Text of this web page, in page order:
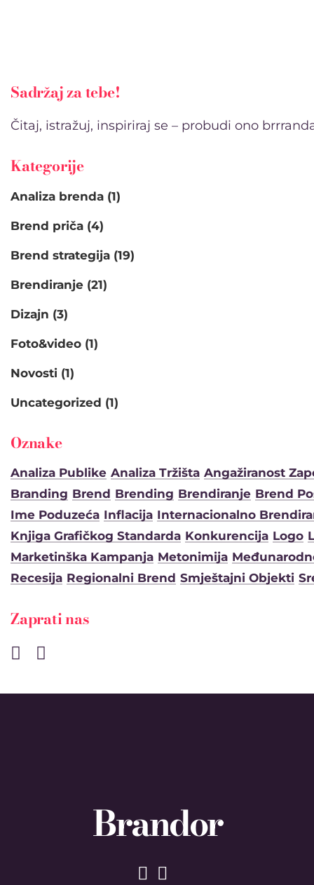
Sadržaj za tebe!
Čitaj, istražuj, inspiriraj se – probudi ono
Kategorije
Analiza brenda (1)
Brend priča (4)
Brend strategija (19)
Brendiranje (21)
Dizajn (3)
Foto&video (1)
Novosti (1)
Uncategorized (1)
Oznake
Analiza Publike Analiza Tržišta Angažiranost
Branding Brend Brending Brendiranje Brend
Ime Poduzeća Inflacija Internacionalno
Knjiga Grafičkog Standarda Konkurencija Logo
Marketinška Kampanja Metonimija
Recesija Regionalni Brend Smještajni Objekti
Zaprati nas
Brandor